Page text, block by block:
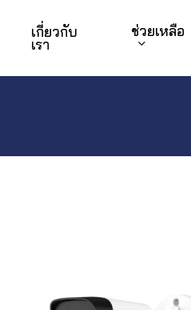
เกี่ยวกับ
เรา
ช่วยเหลือ